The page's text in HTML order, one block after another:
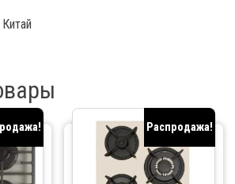
Китай
Распродажа!